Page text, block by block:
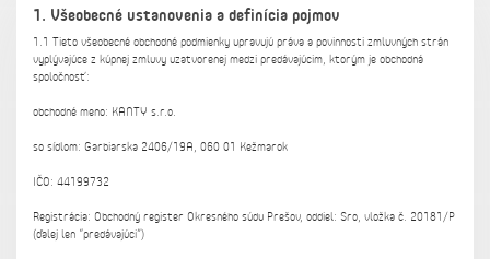
1. Všeobecné ustanovenia a definícia pojmov
1.1 Tieto všeobecné obchodné podmienky upravujú práva a povinnosti zmluvných strán
vyplývajúce z kúpnej zmluvy uzatvorenej medzi predávajúcim, ktorým je obchodná
spoločnosť:
obchodné meno: KANTY s.r.o.
so sídlom: Garbiarska 2406/19A, 060 01 Kežmarok
IČO: 44199732
Registrácia: Obchodný register Okresného súdu Prešov, oddiel: Sro, vložka č. 20181/P
(ďalej len “predávajúci”)